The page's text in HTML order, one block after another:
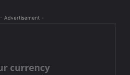
- Advertisement -